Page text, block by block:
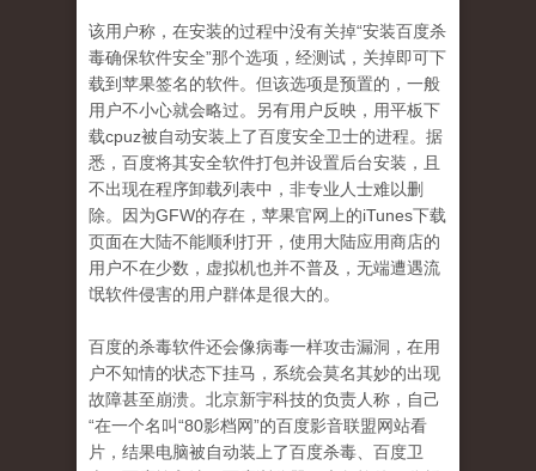
该用户称，在安装的过程中没有关掉“安装百度杀
毒确保软件安全”那个选项，经测试，关掉即可下
载到苹果签名的软件。但该选项是预置的，一般
用户不小心就会略过。另有用户反映，用平板下
载cpuz被自动安装上了百度安全卫士的进程。据
悉，百度将其安全软件打包并设置后台安装，且
不出现在程序卸载列表中，非专业人士难以删
除。因为GFW的存在，苹果官网上的iTunes下载
页面在大陆不能顺利打开，使用大陆应用商店的
用户不在少数，虚拟机也并不普及，无端遭遇流
氓软件侵害的用户群体是很大的。
百度的杀毒软件还会像病毒一样攻击漏洞，在用
户不知情的状态下挂马，系统会莫名其妙的出现
故障甚至崩溃。北京新宇科技的负责人称，自己
“在一个名叫“80影档网”的百度影音联盟网站看
片，结果电脑被自动装上了百度杀毒、百度卫